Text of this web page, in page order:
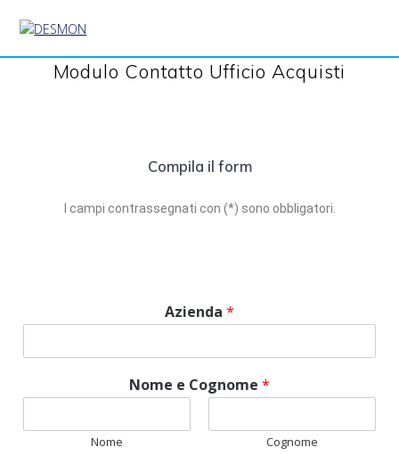
Modulo Contatto Ufficio Acquisti
Compila il form
I campi contrassegnati con (*) sono obbligatori.
Azienda *
Nome e Cognome *
Nome Cognome